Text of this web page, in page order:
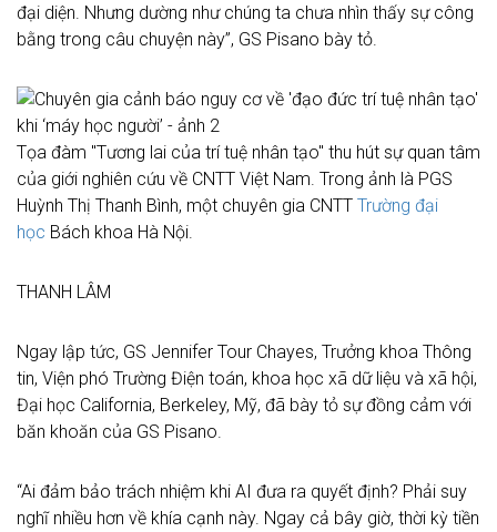
đại diện. Nhưng dường như chúng ta chưa nhìn thấy sự công
bằng trong câu chuyện này”, GS Pisano bày tỏ.
Tọa đàm "Tương lai của trí tuệ nhân tạo" thu hút sự quan tâm
của giới nghiên cứu về CNTT Việt Nam. Trong ảnh là PGS
Huỳnh Thị Thanh Bình, một chuyên gia CNTT Trường đại
học Bách khoa Hà Nội.
THANH LÂM
Ngay lập tức, GS Jennifer Tour Chayes, Trưởng khoa Thông
tin, Viện phó Trường Điện toán, khoa học xã dữ liệu và xã hội,
Đại học California, Berkeley, Mỹ, đã bày tỏ sự đồng cảm với
băn khoăn của GS Pisano.
“Ai đảm bảo trách nhiệm khi AI đưa ra quyết định? Phải suy
nghĩ nhiều hơn về khía cạnh này. Ngay cả bây giờ, thời kỳ tiền